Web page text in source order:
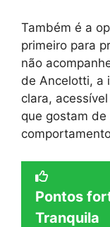
Também é a
primeiro para
não
de Ancelotti, a
clara,
que gostam
Pontos
Tranquila